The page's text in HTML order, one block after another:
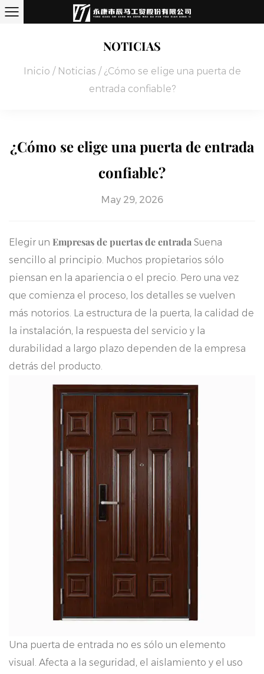
NOTICIAS
Inicio / Noticias / ¿Cómo se elige una puerta de
entrada confiable?
¿Cómo se elige una puerta de entrada
confiable?
May 29, 2026
Elegir un Empresas de puertas de entrada Suena
sencillo al principio. Muchos propietarios sólo
piensan en la apariencia o el precio. Pero una vez
que comienza el proceso, los detalles se vuelven
más notorios. La estructura de la puerta, la calidad de
la instalación, la respuesta del servicio y la
durabilidad a largo plazo dependen de la empresa
detrás del producto.
Una puerta de entrada no es sólo un elemento
visual. Afecta a la seguridad, el aislamiento y el uso